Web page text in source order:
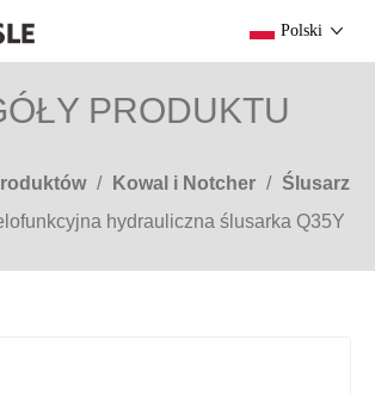
Polski
PRODUKTU
/ Kowal i Notcher / Ślusarz
hydrauliczna ślusarka Q35Y